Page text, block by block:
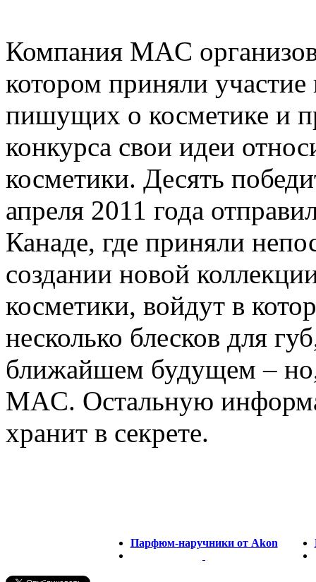
Компания MAC
котором приняли участие
пишущих о косметике и
конкурса свои идеи
косметики. Десять
апреля 2011 года
Канаде, где приняли
создании новой
косметики, войдут в
несколько блесков для
ближайшем будущем –
MAC. Остальную
хранит в секрете.
Парфюм-наручники от Akon